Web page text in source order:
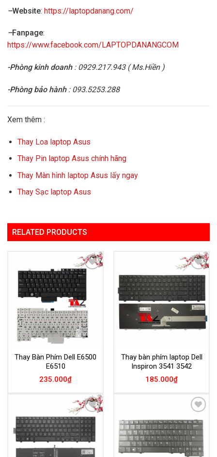
–Website: https://laptopdanang.com/
–Fanpage:
https://www.facebook.com/LAPTOPDANANGCOM
-Phòng kinh doanh: 0929.217.943 ( Ms.Hiền )
-Phòng bảo hành: 093.5253.288
Xem thêm :
Thay Loa laptop Asus
Thay Pin laptop Asus chính hãng
Thay Màn hình laptop Asus lấy ngay
Thay Sạc laptop Asus
RELATED PRODUCTS
Add to
Wishlist
Thay Bàn Phím Dell E6500
E6510
235.000₫
Add to
Wishlist
Thay bàn phím laptop Dell
Inspiron 3541 3542
185.000₫
Add to
Wishlist
Add to
Wishlist